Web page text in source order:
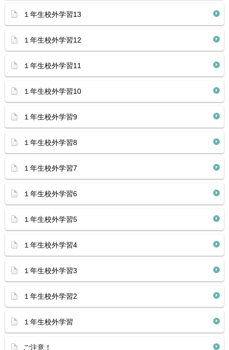
１年生校外学習13
１年生校外学習12
１年生校外学習11
１年生校外学習10
１年生校外学習9
１年生校外学習8
１年生校外学習7
１年生校外学習6
１年生校外学習5
１年生校外学習4
１年生校外学習3
１年生校外学習2
１年生校外学習
ご注意！